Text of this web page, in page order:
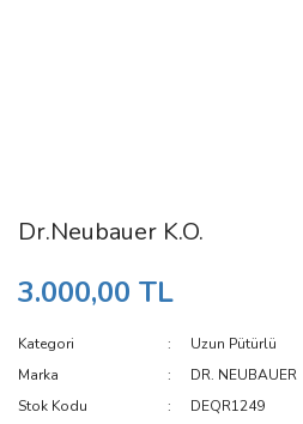
Dr.Neubauer K.O.
3.000,00 TL
Kategori
Uzun Pütürlü
Marka
DR. NEUBAUER
Stok Kodu
DEQR1249